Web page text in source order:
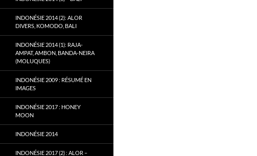
INDONÉSIE 2014 (2): ALOR
DIVERS, KOMODO, BALI
INDONÉSIE 2014 (1): RAJA-
AMPAT, AMBON, BANDA-NEIRA
(MOLUQUES)
INDONÉSIE 2009 : RÉSUMÉ EN
IMAGES
INDONÉSIE 2017 : HONEY
MOON
INDONÉSIE 2014
INDONÉSIE 2017 (2) : ALOR –